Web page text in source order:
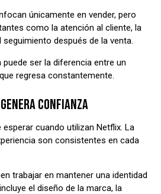
únicamente en vender, pero
como la atención al cliente, la
después de la venta.
puede ser la diferencia entre un
regresa constantemente.
CONFIANZA
cuando utilizan Netflix. La
son consistentes en cada
trabajar en mantener una identidad
el diseño de la marca, la